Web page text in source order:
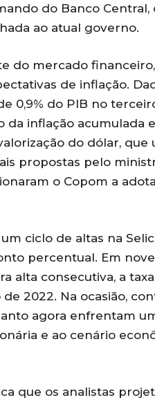
do Banco Central,
ao atual governo.
do mercado
de inflação.
0,9% do PIB no
inflação acumulada
do dólar, que
propostas pelo
o Copom a
ciclo de altas na
percentual. Em
alta consecutiva, a
2022. Na ocasião,
agora enfrentam
e ao cenário
que os analistas